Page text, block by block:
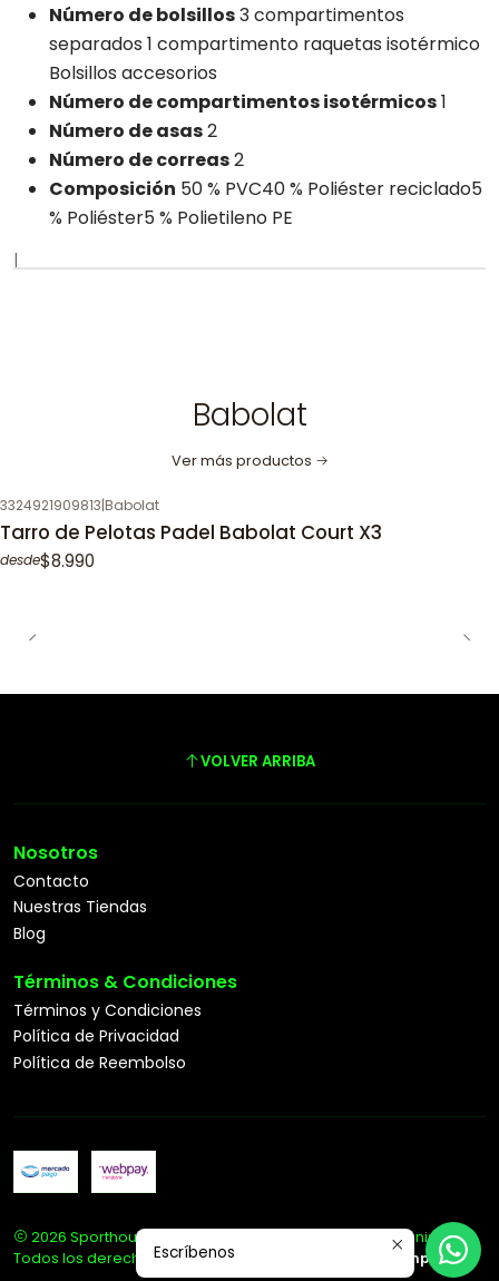
Número de bolsillos3 compartimentos
separados 1 compartimento raquetas isotérmico
Bolsillos accesorios
Número de compartimentos isotérmicos1
Número de asas2
Número de correas2
Composición 50 % PVC40 % Poliéster reciclado5
% Poliéster5 % Polietileno PE
|
Babolat
Ver más productos
3324921909813|Babolat
Tarro de Pelotas Padel Babolat Court X3
desde$8.990
VOLVER ARRIBA
Nosotros
Contacto
Nuestras Tiendas
Blog
Términos & Condiciones
Términos y Condiciones
Política de Privacidad
Política de Reembolso
2026 Sporthouse Tienda Deportiva Especialista en Tenis.
Todos los derechos reservados.
Desarrollado por Jumpseller
Escríbenos